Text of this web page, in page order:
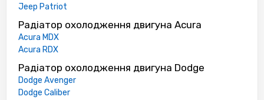
Jeep Patriot
Радіатор охолодження двигуна Acura
Acura MDX
Acura RDX
Радіатор охолодження двигуна Dodge
Dodge Avenger
Dodge Caliber